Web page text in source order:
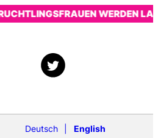
WERDEN LAUT!
Deutsch English